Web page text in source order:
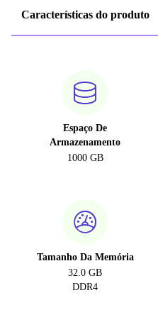
Características do produto
Espaço De
Armazenamento
1000 GB
Tamanho Da Memória
32.0 GB
DDR4